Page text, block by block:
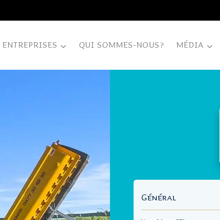
ENTREPRISES QUI SOMMES-NOUS? MÉDIA
Général